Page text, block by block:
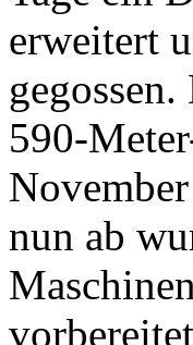
erweitert
590-
nun ab